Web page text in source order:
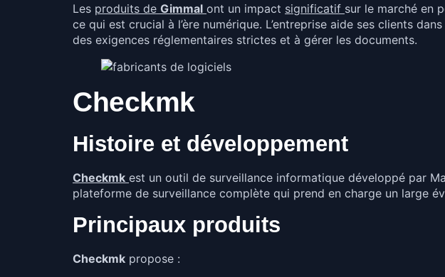
Les produits de Gimmal ont un impact significatif sur le marché en
ce qui est crucial à l’ère numérique. L’entreprise aide ses clients
des exigences réglementaires strictes et à gérer les documents.
Checkmk
Histoire et développement
Checkmk est un outil de surveillance informatique développé par
plateforme de surveillance complète qui prend en charge un large
Principaux produits
Checkmk propose :